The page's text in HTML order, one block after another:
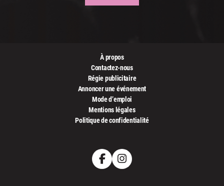
À propos
Contactez-nous
Régie publicitaire
Annoncer une événement
Mode d’emploi
Mentions légales
Politique de confidentialité